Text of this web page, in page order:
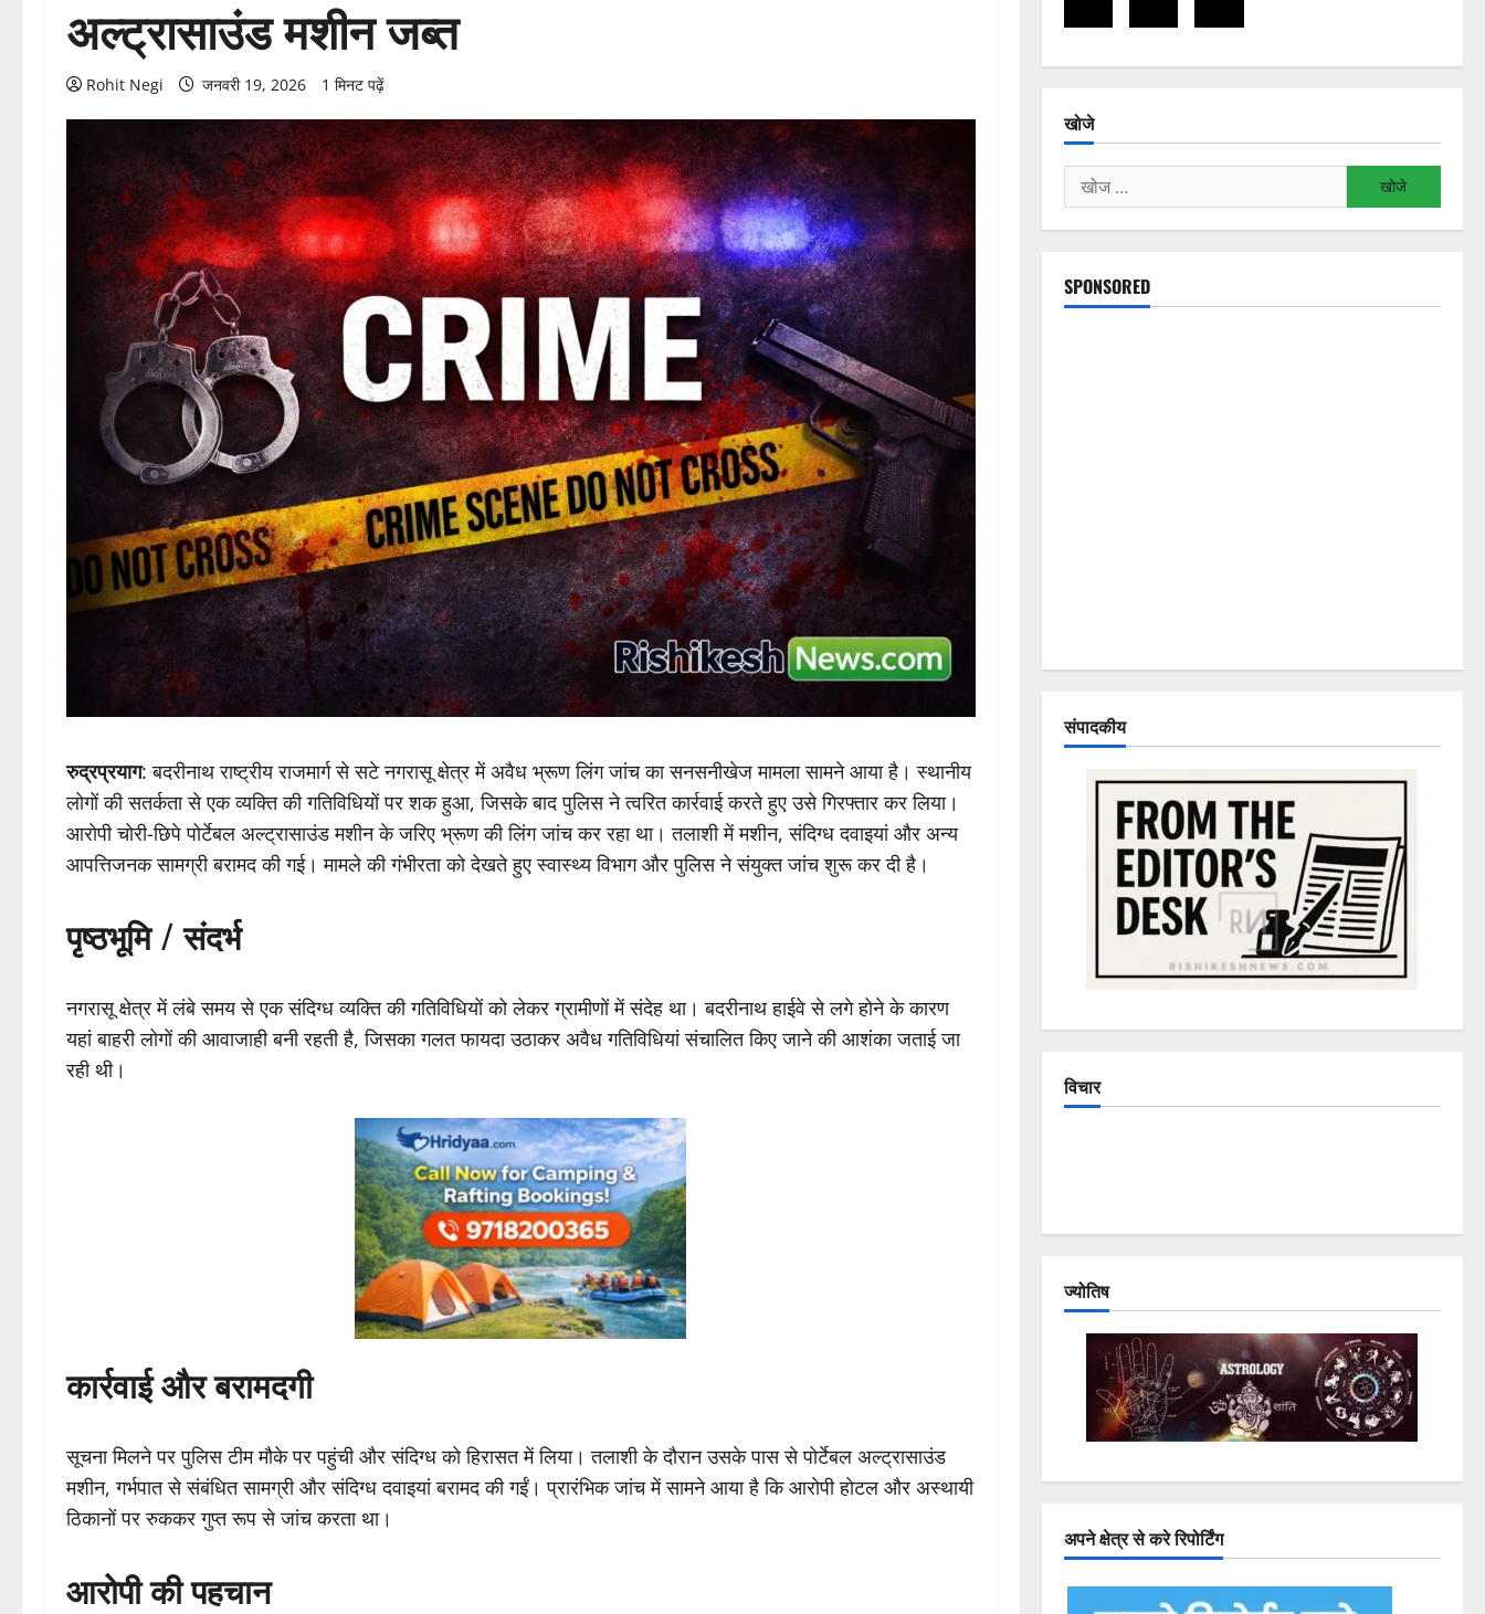
अल्ट्रासाउंड मशीन जब्त
Rohit Negi जनवरी 19, 2026 1 मिनट पढ़ें
रुद्रप्रयाग: बदरीनाथ राष्ट्रीय राजमार्ग से सटे नगरासू क्षेत्र में अवैध भ्रूण लिंग जांच का सनसनीखेज मामला सामने आया है। स्थानीय
लोगों की सतर्कता से एक व्यक्ति की गतिविधियों पर शक हुआ, जिसके बाद पुलिस ने त्वरित कार्रवाई करते हुए उसे गिरफ्तार कर लिया।
आरोपी चोरी-छिपे पोर्टेबल अल्ट्रासाउंड मशीन के जरिए भ्रूण की लिंग जांच कर रहा था। तलाशी में मशीन, संदिग्ध दवाइयां और अन्य
आपत्तिजनक सामग्री बरामद की गई। मामले की गंभीरता को देखते हुए स्वास्थ्य विभाग और पुलिस ने संयुक्त जांच शुरू कर दी है।
पृष्ठभूमि / संदर्भ
नगरासू क्षेत्र में लंबे समय से एक संदिग्ध व्यक्ति की गतिविधियों को लेकर ग्रामीणों में संदेह था। बदरीनाथ हाईवे से लगे होने के कारण
यहां बाहरी लोगों की आवाजाही बनी रहती है, जिसका गलत फायदा उठाकर अवैध गतिविधियां संचालित किए जाने की आशंका जताई जा
रही थी।
कार्रवाई और बरामदगी
सूचना मिलने पर पुलिस टीम मौके पर पहुंची और संदिग्ध को हिरासत में लिया। तलाशी के दौरान उसके पास से पोर्टेबल अल्ट्रासाउंड
मशीन, गर्भपात से संबंधित सामग्री और संदिग्ध दवाइयां बरामद की गईं। प्रारंभिक जांच में सामने आया है कि आरोपी होटल और अस्थायी
ठिकानों पर रुककर गुप्त रूप से जांच करता था।
आरोपी की पहचान
खोजे
निम्न
को
खोजें:
SPONSORED
संपादकीय
विचार
ज्योतिष
अपने क्षेत्र से करे रिपोर्टिंग